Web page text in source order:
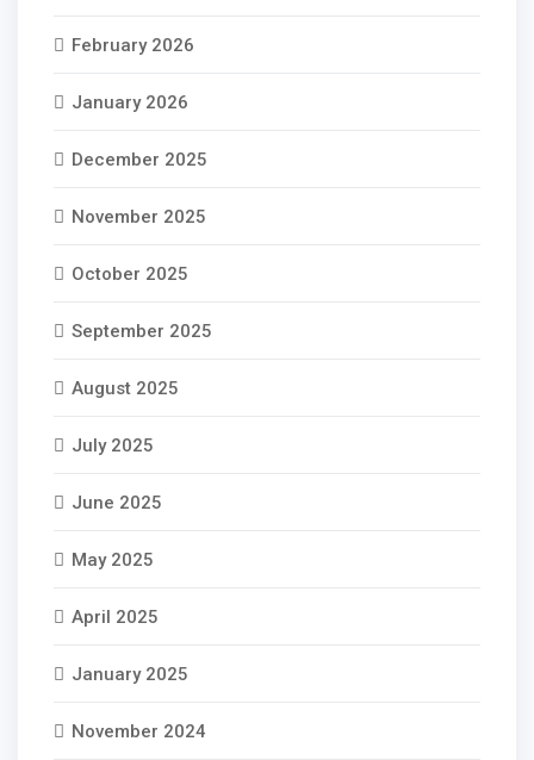
February 2026
January 2026
December 2025
November 2025
October 2025
September 2025
August 2025
July 2025
June 2025
May 2025
April 2025
January 2025
November 2024